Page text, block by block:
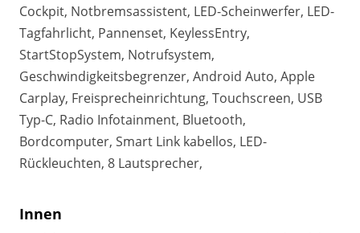
Cockpit, Notbremsassistent, LED-Scheinwerfer, LED-
Tagfahrlicht, Pannenset, KeylessEntry,
StartStopSystem, Notrufsystem,
Geschwindigkeitsbegrenzer, Android Auto, Apple
Carplay, Freisprecheinrichtung, Touchscreen, USB
Typ-C, Radio Infotainment, Bluetooth,
Bordcomputer, Smart Link kabellos, LED-
Rückleuchten, 8 Lautsprecher,
Innen